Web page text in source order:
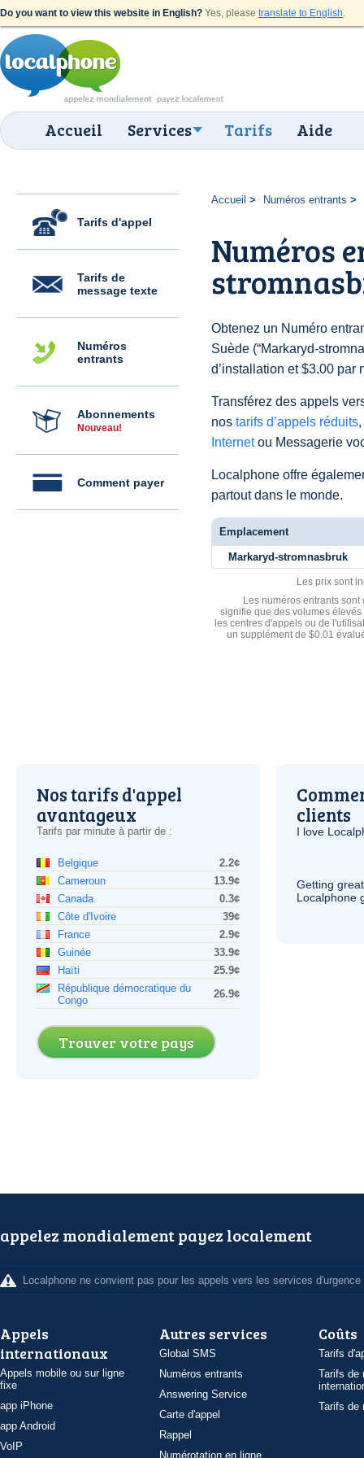
Do you want to view this website in English? Yes, please translate to English.
Accueil Services Tarifs Aide
Tarifs d'appel
Tarifs de
message texte
Numéros
entrants
Abonnements
Nouveau!
Comment payer
Accueil Numéros entrants
Numéros
Obtenez un Numéro
Suède (“Markaryd-
d’installation et $3.00 par
Transférez des appels
nos tarifs d’appels réduits
Internetou Messagerie
Localphone offre
partout dans le monde.
Emplacement
Markaryd-stromnasbruk
Les prix sont
Les numéros entrants
signifie que des volumes
les centres d'appels ou de
un supplément de $0.01
Nos tarifs d'appel
avantageux
Tarifs par minute à partir de :
Belgique
2.2¢
Cameroun
13.9¢
Canada
0.3¢
Côte d'Ivoire
39¢
France
2.9¢
Guinée
33.9¢
Haïti
25.9¢
République démocratique du
Congo
26.9¢
Trouver votre pays
clients
I love
Getting
Localphone
appelez mondialement payez localement
Localphone ne convient pas pour les appels vers les services d'urgence
Appels
internationaux
Appels mobile ou sur ligne
fixe
app iPhone
app Android
VoIP
Autres services
Global SMS
Numéros entrants
Answering Service
Carte d'appel
Rappel
Numérotation en ligne
Coûts
Tarifs
Tarifs de
Tarifs de